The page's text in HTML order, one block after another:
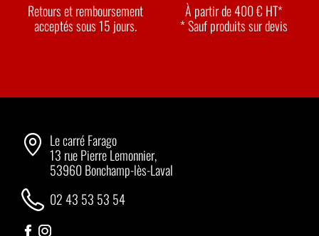
Retours et remboursement
acceptés sous 15 jours.
À partir de 400 € HT*
* Sauf produits sur devis
Le carré Farago
13 rue Pierre Lemonnier,
53960 Bonchamp-lès-Laval
02 43 53 53 54